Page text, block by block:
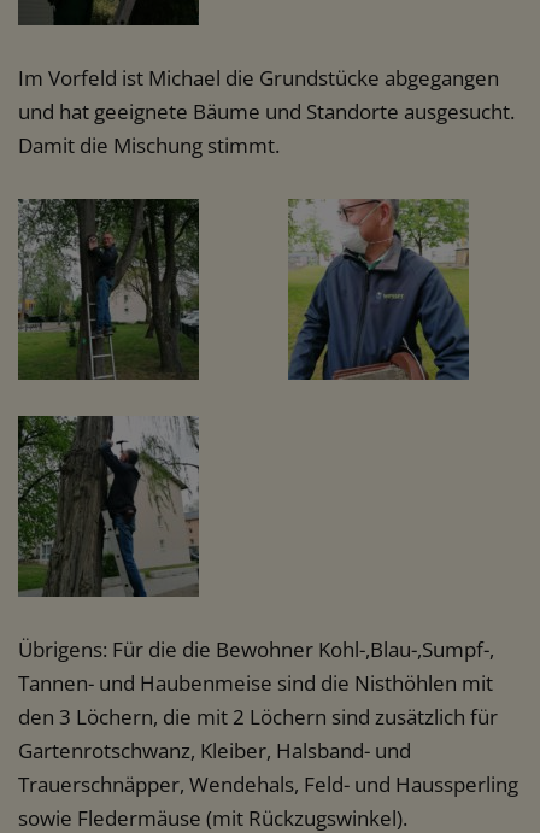
Im Vorfeld ist Michael die Grundstücke abgegangen
und hat geeignete Bäume und Standorte ausgesucht.
Damit die Mischung stimmt.
Übrigens: Für die die Bewohner Kohl-,Blau-,Sumpf-,
Tannen- und Haubenmeise sind die Nisthöhlen mit
den 3 Löchern, die mit 2 Löchern sind zusätzlich für
Gartenrotschwanz, Kleiber, Halsband- und
Trauerschnäpper, Wendehals, Feld- und Haussperling
sowie Fledermäuse (mit Rückzugswinkel).